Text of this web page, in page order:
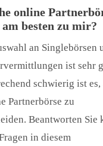
online
am besten zu mir?
an Singlebörsen
ist sehr
schwierig ist es,
Partnerbörse zu
Beantworten Sie
in diesem